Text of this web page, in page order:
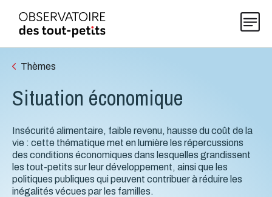
Thématiques
Explorer les données 0-5
Publications
Thèmes
Situation économique
Insécurité alimentaire, faible revenu, hausse du coût de la
vie : cette thématique met en lumière les répercussions
des conditions économiques dans lesquelles grandissent
les tout-petits sur leur développement, ainsi que les
politiques publiques qui peuvent contribuer à réduire les
inégalités vécues par les familles.